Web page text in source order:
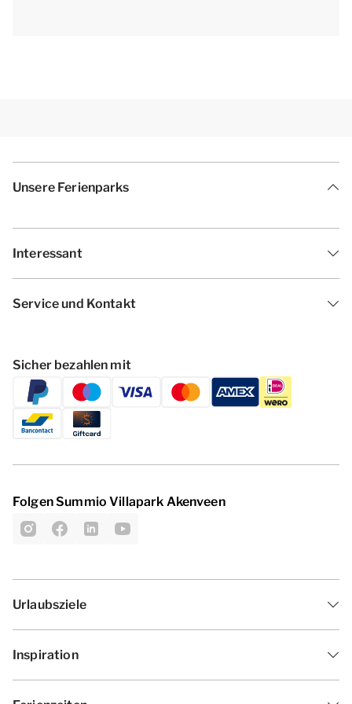
Unsere Ferienparks
Interessant
Service und Kontakt
Sicher bezahlen mit
Folgen Summio Villapark Akenveen
Urlaubsziele
Inspiration